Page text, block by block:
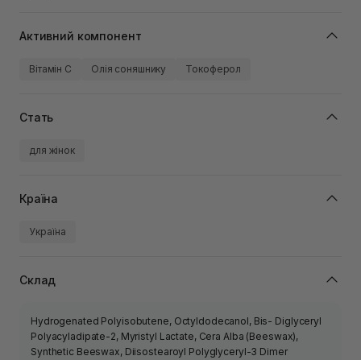
Активний компонент
Вітамін C Олія соняшнику Токоферол
Стать
для жінок
Країна
Україна
Склад
Hydrogenated Polyisobutene, Octyldodecanol, Bis- Diglyceryl
Polyacyladipate-2, Myristyl Lactate, Cera Alba (Beeswax),
Synthetic Beeswax, Diisostearoyl Polyglyceryl-3 Dimer